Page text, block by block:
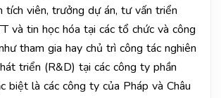
tích viên, trưởng dự án, tư vấn triển
và tin học hóa tại các tổ chức và công
tham gia hay chủ trì công tác nghiên
triển (R&D) tại các công ty phần
biệt là các công ty của Pháp và Châu